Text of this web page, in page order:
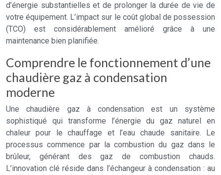
d’énergie substantielles et de prolonger la durée de vie de
votre équipement. L’impact sur le coût global de possession
(TCO) est considérablement amélioré grâce à une
maintenance bien planifiée.
Comprendre le fonctionnement d’une
chaudière gaz à condensation
moderne
Une chaudière gaz à condensation est un système
sophistiqué qui transforme l’énergie du gaz naturel en
chaleur pour le chauffage et l’eau chaude sanitaire. Le
processus commence par la combustion du gaz dans le
brûleur, générant des gaz de combustion chauds.
L’innovation clé réside dans l’échangeur à condensation : au